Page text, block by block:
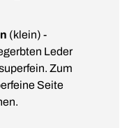
(klein) -
Leder
Zum
Seite